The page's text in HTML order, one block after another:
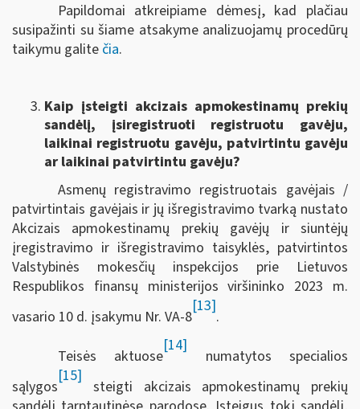
Papildomai atkreipiame dėmesį, kad plačiau
susipažinti su šiame atsakyme analizuojamų procedūrų
taikymu galite čia.
Kaip įsteigti akcizais apmokestinamų prekių
sandėlį, įsiregistruoti registruotu gavėju,
laikinai registruotu gavėju, patvirtintu gavėju
ar laikinai patvirtintu gavėju?
Asmenų registravimo registruotais gavėjais /
patvirtintais gavėjais ir jų išregistravimo tvarką nustato
Akcizais apmokestinamų prekių gavėjų ir siuntėjų
įregistravimo ir išregistravimo taisyklės, patvirtintos
Valstybinės mokesčių inspekcijos prie Lietuvos
Respublikos finansų ministerijos viršininko 2023 m.
vasario 10 d. įsakymu Nr. VA-8
[13]
.
Teisės aktuose
[14]
numatytos specialios
sąlygos
[15]
steigti akcizais apmokestinamų prekių